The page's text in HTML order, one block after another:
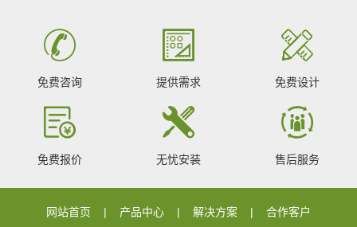
免费咨询 提供需求 免费设计
免费报价 无忧安装 售后服务
网站首页 产品中心 解决方案 合作客户